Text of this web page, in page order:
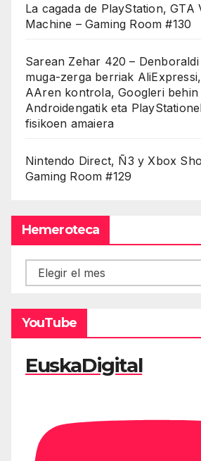
La cagada de PlayStation, GTA
Machine – Gaming Room #130
Sarean Zehar 420 – Denboraldi
muga-zerga berriak
AAren kontrola, Googleri
Androidengatik eta
fisikoen amaiera
Nintendo Direct, Ñ3 y Xbox
Gaming Room #129
Hemeroteca
Hemeroteca
YouTube
EuskaDigital